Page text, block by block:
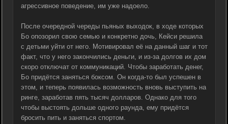
агрессивное поведение, им уже надоело.
После очередной череды пьяных выходок, в ходе которых
Бо опозорил свою семью и конкретно дочь, Кейси решила
с детьми уйти от него. Мотивировал её на данный шаг и тот
факт, что у него закончились деньги, и из-за долгов их дом
скоро отключат от коммуникаций. Чтобы заработать денег,
Бо придётся заняться боксом. Он когда-то был успешен в
этом, и теперь появилась возможность вновь выступить на
ринге, заработав пять тысяч долларов. Однако для того
чтобы выстоять дольше одного раунда, ему придётся
бросить пить и заняться спортом.